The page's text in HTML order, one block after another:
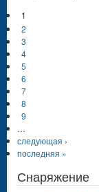
1
2
3
4
5
6
7
8
9
…
следующая ›
последняя »
Снаряжение